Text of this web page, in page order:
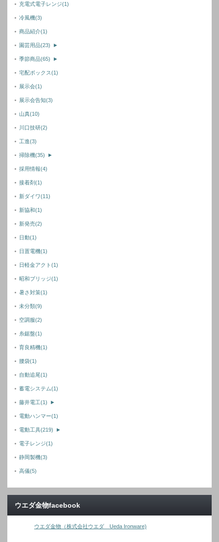
充電式電子レンジ(1)
冷風機(3)
商品紹介(1)
園芸用品(23) ►
季節商品(65) ►
宅配ボックス(1)
展示会(1)
展示会告知(3)
山真(10)
川口技研(2)
工進(3)
掃除機(35) ►
採用情報(4)
接着剤(1)
新ダイワ(11)
新協和(1)
新発売(2)
日動(1)
日置電機(1)
日軽金アクト(1)
昭和ブリッジ(1)
暑さ対策(1)
未分類(9)
空調服(2)
糸鋸盤(1)
育良精機(1)
腰袋(1)
自動追尾(1)
蓄電システム(1)
藤井電工(1) ►
電動ハンマー(1)
電動工具(219) ►
電子レンジ(1)
静岡製機(3)
高儀(5)
ウエダ金物facebook
ウエダ金物（株式会社ウエダ Ueda Ironware)